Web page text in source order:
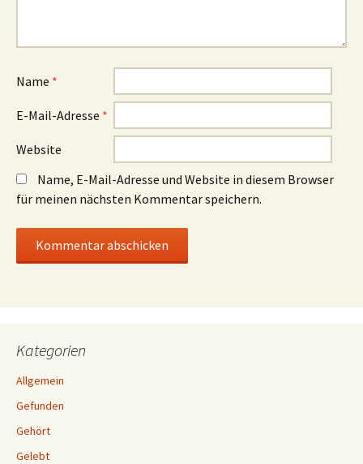
Name *
E-Mail-Adresse *
Website
Name, E-Mail-Adresse und Website in diesem Browser
für meinen nächsten Kommentar speichern.
Kategorien
Allgemein
Gefunden
Gehört
Gelebt